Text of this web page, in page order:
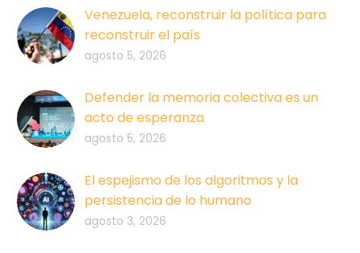
Venezuela, reconstruir la política para
reconstruir el país
agosto 5, 2026
Defender la memoria colectiva es un
acto de esperanza
agosto 5, 2026
El espejismo de los algoritmos y la
persistencia de lo humano
agosto 3, 2026